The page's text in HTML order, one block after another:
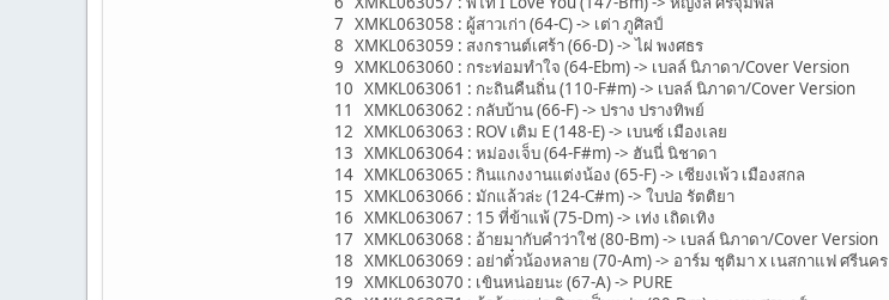
7 XMKL063058 : ผู้สาวเก่า (64-C) -> เต่า ภูศิลป์
8 XMKL063059 : สงกรานต์เศร้า (66-D) -> ไผ่ พงศธร
9 XMKL063060 : กระท่อมทำใจ (64-Ebm) -> เบลล์ นิภาดา/Cover Version
10 XMKL063061 : กะถินคืนถิ่น (110-F#m) -> เบลล์ นิภาดา/Cover Version
11 XMKL063062 : กลับบ้าน (66-F) -> ปราง ปรางทิพย์
12 XMKL063063 : ROV เติม E (148-E) -> เบนซ์ เมืองเลย
13 XMKL063064 : หม่องเจ็บ (64-F#m) -> ฮันนี่ นิชาดา
14 XMKL063065 : กินแกงงานแต่งน้อง (65-F) -> เซียงเพ้ว เมืองสกล
15 XMKL063066 : มักแล้วล่ะ (124-C#m) -> ใบปอ รัตติยา
16 XMKL063067 : 15 ที่ข้าแพ้ (75-Dm) -> เท่ง เถิดเทิง
17 XMKL063068 : อ้ายมากับคำว่าใช่ (80-Bm) -> เบลล์ นิภาดา/Cover Version
18 XMKL063069 : อย่าตั๋วน้องหลาย (70-Am) -> อาร์ม ชุติมา x เนสกาแฟ ศรีนคร
19 XMKL063070 : เขินหน่อยนะ (67-A) -> PURE